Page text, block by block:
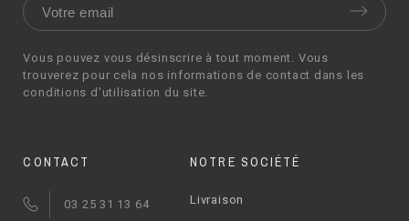
Vous pouvez vous désinscrire à tout moment. Vous
trouverez pour cela nos informations de contact dans les
conditions d'utilisation du site.
CONTACT
03 25 31 13 64
NOTRE SOCIÉTÉ
Livraison